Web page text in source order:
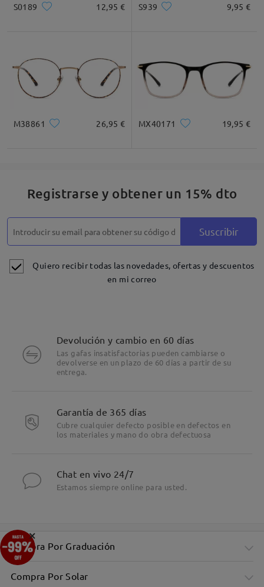
S0189 12,95 € S939 9,95 €
M38861 26,95 € MX40171 19,95 €
Registrarse y obtener un 15% dto
Suscribir
Quiero recibir todas las novedades, ofertas y descuentos
en mi correo
Devolución y cambio en 60 días
Las gafas insatisfactorias pueden cambiarse o
devolverse en un plazo de 60 días a partir de su
entrega.
Garantía de 365 días
Cubre cualquier defecto posible en defectos en
los materiales y mano do obra defectuosa
Chat en vivo 24/7
Estamos siempre online para usted.
Compra Por Graduación
Compra Por Solar
×